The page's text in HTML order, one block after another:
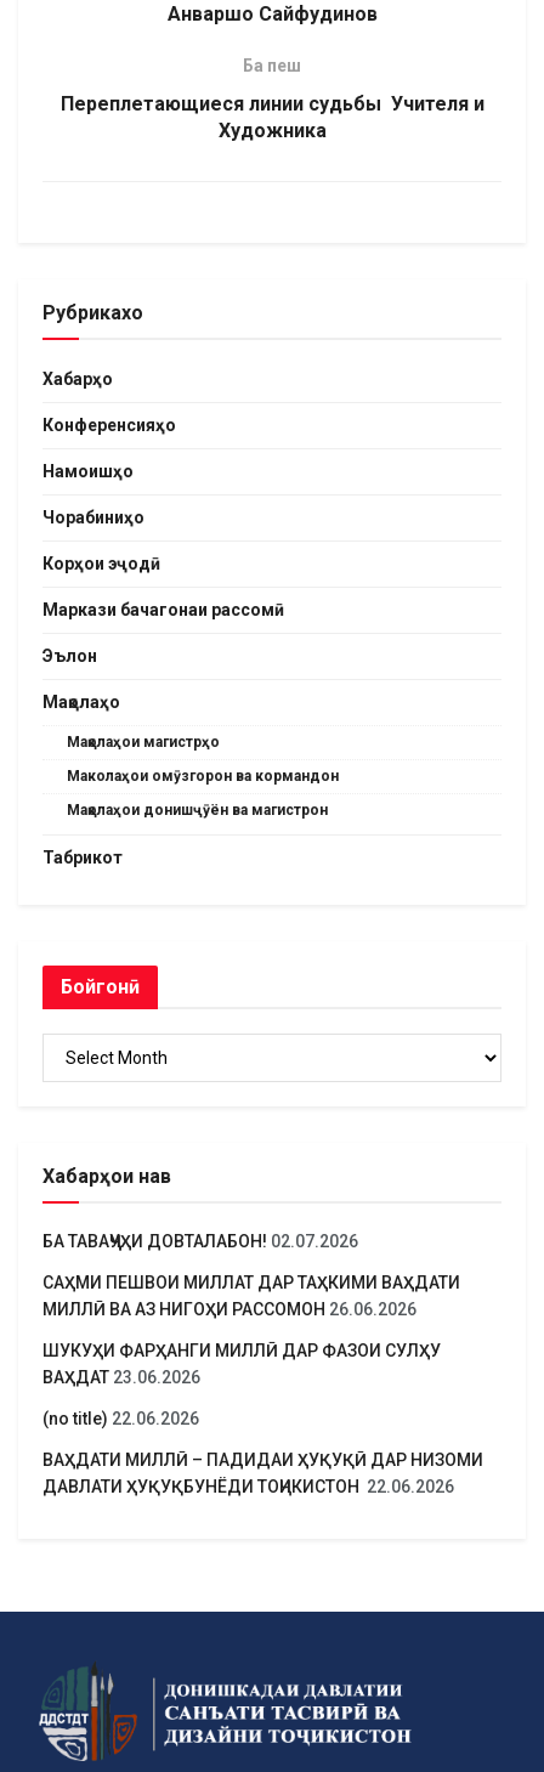
Анваршо Сайфудинов
Ба пеш
Переплетающиеся линии судьбы Учителя и
Художника
Рубрикахо
Хабарҳо
Конференсияҳо
Намоишҳо
Чорабиниҳо
Корҳои эҷодӣ
Маркази бачагонаи рассомӣ
Эълон
Мақолаҳо
Мақолаҳои магистрҳо
Маколаҳои омӯзгорон ва кормандон
Мақолаҳои донишҷӯён ва магистрон
Табрикот
Бойгонӣ
Хабарҳои нав
БА ТАВАҶҶУҲИ ДОВТАЛАБОН! 02.07.2026
САҲМИ ПЕШВОИ МИЛЛАТ ДАР ТАҲКИМИ ВАҲДАТИ
МИЛЛӢ ВА АЗ НИГОҲИ РАССОМОН 26.06.2026
ШУКУҲИ ФАРҲАНГИ МИЛЛӢ ДАР ФАЗОИ СУЛҲУ
ВАҲДАТ 23.06.2026
(no title) 22.06.2026
ВАҲДАТИ МИЛЛӢ – ПАДИДАИ ҲУҚУҚӢ ДАР НИЗОМИ
ДАВЛАТИ ҲУҚУҚБУНЁДИ ТОҶИКИСТОН 22.06.2026